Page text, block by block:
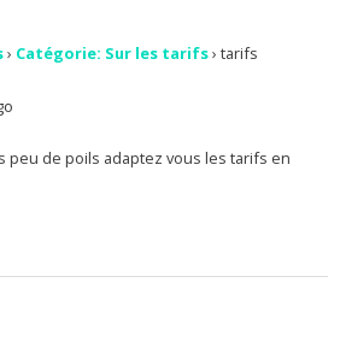
› Catégorie: Sur les tarifs› tarifs
peu de poils adaptez vous les tarifs en